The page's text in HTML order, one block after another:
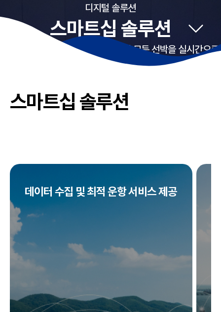
디지털 솔루션
스마트십 솔루션
ISS, Hi-EMS, Hi-GSP 등이 탑재된 모든 선박을 실시간으로
모니터링하여, 운항 및 장비 운영·관리를 지원하는
스마트십 솔루션
데이터 수집 및 최적 운항 서비스 제공